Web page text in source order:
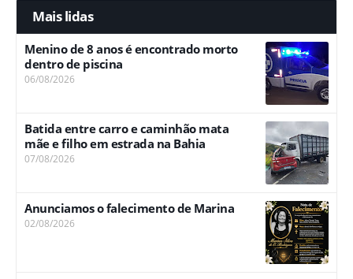
Mais lidas
Menino de 8 anos é encontrado morto
dentro de piscina
06/08/2026
Batida entre carro e caminhão mata
mãe e filho em estrada na Bahia
07/08/2026
Anunciamos o falecimento de Marina
02/08/2026